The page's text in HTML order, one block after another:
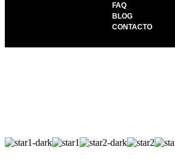
FAQ
BLOG
CONTACTO